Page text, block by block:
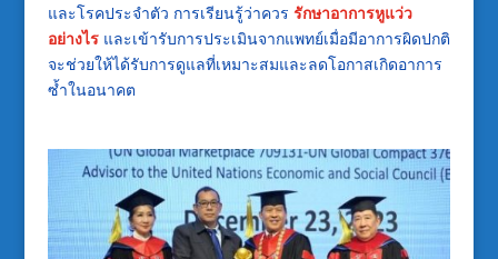
และโรคประจำตัว การเรียนรู้ว่าควร รักษาอาการหูแว่ว
อย่างไรและเข้ารับการประเมินจากแพทย์เมื่อมีอาการผิดปกติ
จะช่วยให้ได้รับการดูแลที่เหมาะสมและลดโอกาสเกิดอาการ
ซ้ำในอนาคต